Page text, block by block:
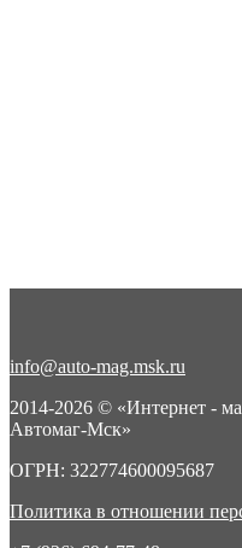
info@auto-mag.msk.ru
2014-2026 © «Интернет -
Автомаг-Мск»
ОГРН: 322774600095687
Политика в отношении